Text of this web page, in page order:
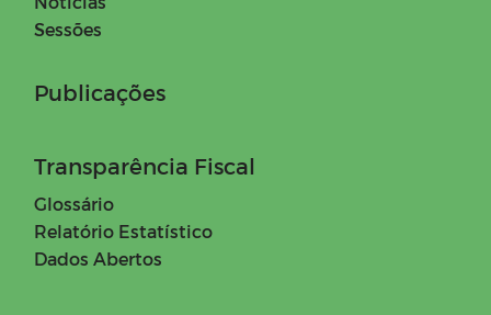
Sessões
Publicações
Transparência Fiscal
Glossário
Relatório Estatístico
Dados Abertos